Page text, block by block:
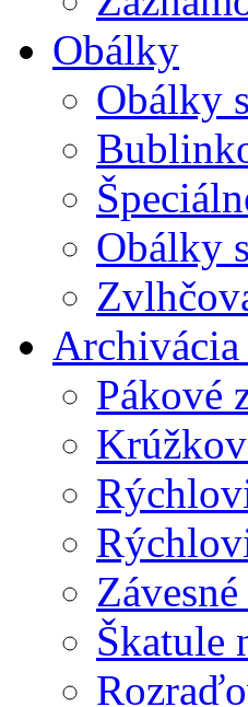
Obálky
Obálky
Obálky
Archivácia
Pákové
Škatule